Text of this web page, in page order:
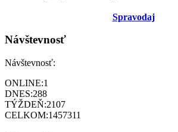
Spravodaj
Návštevnosť
Návštevnosť:
ONLINE:1
DNES:288
TÝŽDEŇ:2107
CELKOM:1457311